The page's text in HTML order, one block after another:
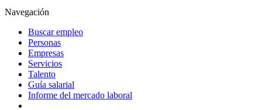
Navegación
Buscar empleo
Personas
Empresas
Servicios
Talento
Guía salarial
Informe del mercado laboral